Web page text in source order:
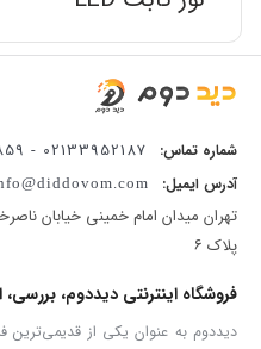
شماره تماس: 02133952187 - 09107008859
آدرس ایمیل:
تهران میدان امام خمینی خیابان
پلاک ۶
فروشگاه اینترنتی دیددوم،
دیددوم به عنوان یکی از قدیمی‌ترین